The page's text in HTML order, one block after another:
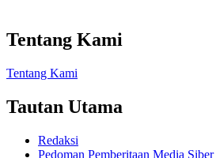
Tentang Kami
Tentang Kami
Tautan Utama
Redaksi
Pedoman Pemberitaan Media Siber